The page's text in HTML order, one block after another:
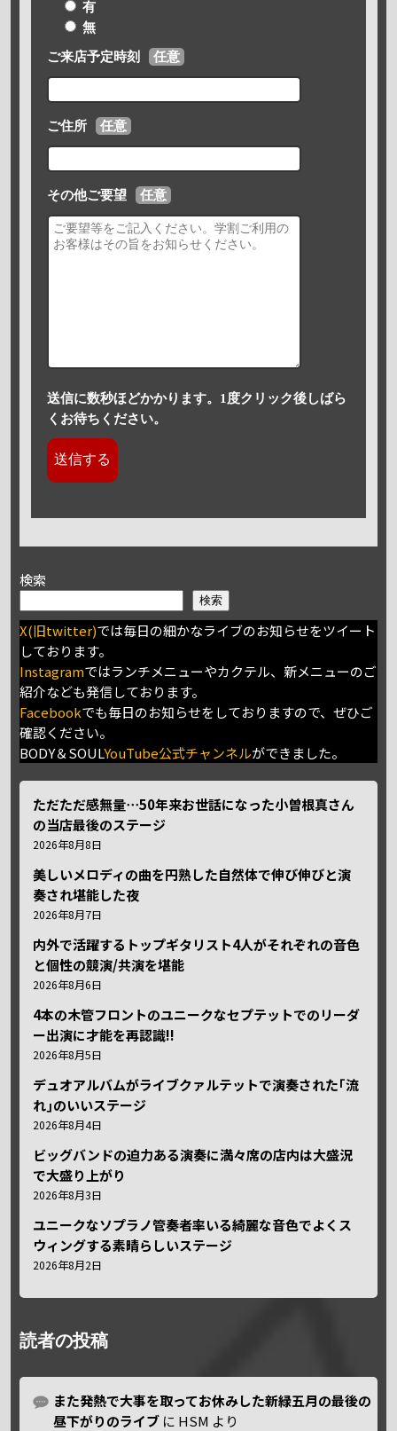
有
無
ご来店予定時刻 任意
ご住所 任意
その他ご要望 任意
送信に数秒ほどかかります。1度クリック後しばら
くお待ちください。
検索
検索
X(旧twitter)では毎日の細かなライブのお知らせをツイート
しております。
Instagramではランチメニューやカクテル、新メニューのご
紹介なども発信しております。
Facebookでも毎日のお知らせをしておりますので、ぜひご
確認ください。
BODY＆SOULYouTube公式チャンネルができました。
ただただ感無量⋯50年来お世話になった小曽根真さん
の当店最後のステージ
2026年8月8日
美しいメロディの曲を円熟した自然体で伸び伸びと演
奏され堪能した夜
2026年8月7日
内外で活躍するトップギタリスト4人がそれぞれの音色
と個性の競演/共演を堪能
2026年8月6日
4本の木管フロントのユニークなセプテットでのリーダ
ー出演に才能を再認識!!
2026年8月5日
デュオアルバムがライブクァルテットで演奏された｢流
れ｣のいいステージ
2026年8月4日
ビッグバンドの迫力ある演奏に満々席の店内は大盛況
で大盛り上がり
2026年8月3日
ユニークなソプラノ管奏者率いる綺麗な音色でよくス
ウィングする素晴らしいステージ
2026年8月2日
読者の投稿
また発熱で大事を取ってお休みした新緑五月の最後の
昼下がりのライブ に HSM より